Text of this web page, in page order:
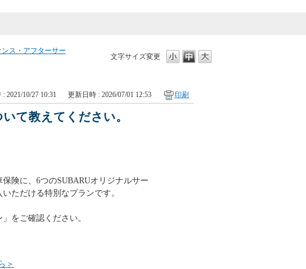
文字サイズ変更
ンス・アフターサー
2021/10/27 10:31 更新日時 : 2026/07/01 12:53 印刷
て教えてください。
険に、6つのSUBARUオリジナルサー
ただける特別なプランです。
をご確認ください。
＞